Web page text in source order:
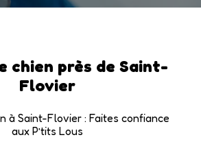
chien près de Saint-
Flovier
à Saint-Flovier : Faites confiance
aux P’tits Lous